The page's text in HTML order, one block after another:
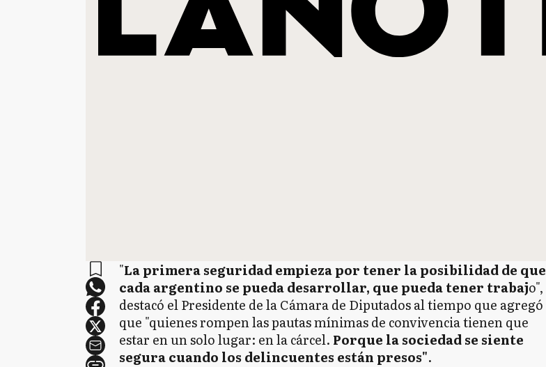
"La primera seguridad empieza por tener la posibilidad de que
cada argentino se pueda desarrollar, que pueda tener trabajo",
destacó el Presidente de la Cámara de Diputados al tiempo que agregó
que "quienes rompen las pautas mínimas de convivencia tienen que
estar en un solo lugar: en la cárcel. Porque la sociedad se siente
segura cuando los delincuentes están presos".